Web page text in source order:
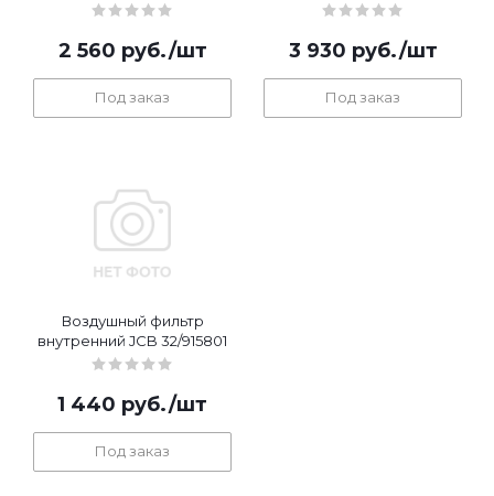
2 560 руб./шт
Под заказ
3 930 руб./шт
Под заказ
Воздушный фильтр
внутренний JCB 32/915801
1 440 руб./шт
Под заказ